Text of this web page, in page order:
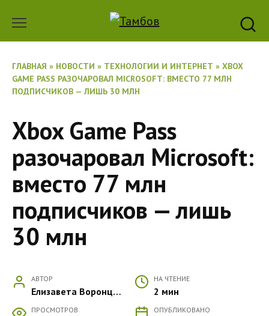
содержанию
ГЛАВНАЯ » НОВОСТИ » ТЕХНОЛОГИИ И ИНТЕРНЕТ » XBOX
GAME PASS РАЗОЧАРОВАЛ MICROSOFT: ВМЕСТО 77 МЛН
ПОДПИСЧИКОВ — ЛИШЬ 30 МЛН
Xbox Game Pass
разочаровал Microsoft:
вместо 77 млн
подписчиков — лишь
30 млн
АВТОР
Елизавета Воронцова
НА ЧТЕНИЕ
2 мин
ПРОСМОТРОВ ОПУБЛИКОВАНО